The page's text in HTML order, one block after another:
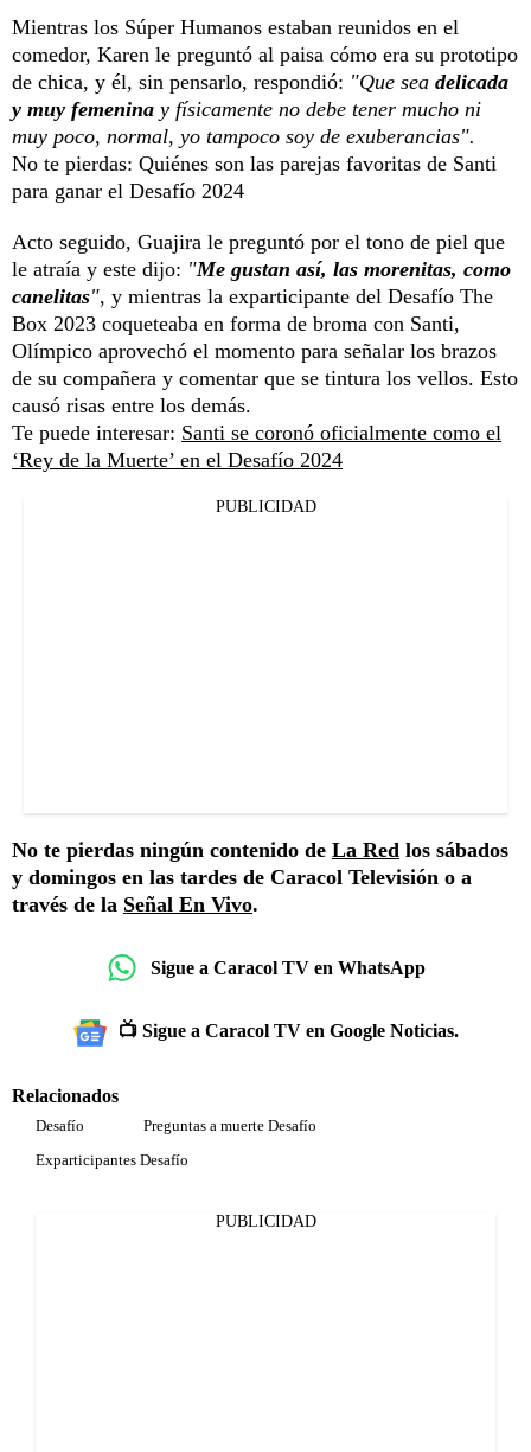
Mientras los Súper Humanos estaban reunidos en el
comedor, Karen le preguntó al paisa cómo era su prototipo
de chica, y él, sin pensarlo, respondió: "Que sea delicada
y muy femenina y físicamente no debe tener mucho ni
muy poco, normal, yo tampoco soy de exuberancias".
No te pierdas: Quiénes son las parejas favoritas de Santi
para ganar el Desafío 2024
Acto seguido, Guajira le preguntó por el tono de piel que
le atraía y este dijo: "Me gustan así, las morenitas, como
canelitas", y mientras la exparticipante del Desafío The
Box 2023 coqueteaba en forma de broma con Santi,
Olímpico aprovechó el momento para señalar los brazos
de su compañera y comentar que se tintura los vellos. Esto
causó risas entre los demás.
Te puede interesar: Santi se coronó oficialmente como el
‘Rey de la Muerte’ en el Desafío 2024
PUBLICIDAD
No te pierdas ningún contenido de La Red los sábados
y domingos en las tardes de Caracol Televisión o a
través de la Señal En Vivo.
Sigue a Caracol TV en WhatsApp
📺 Sigue a Caracol TV en Google Noticias.
Relacionados
Desafío
Preguntas a muerte Desafío
Exparticipantes Desafío
PUBLICIDAD